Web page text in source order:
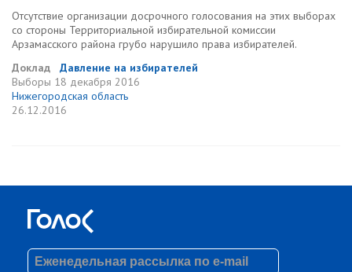
Отсутствие организации досрочного голосования на этих выборах
со стороны Территориальной избирательной комиссии
Арзамасского района грубо нарушило права избирателей.
Доклад
Давление на избирателей
Выборы 18 декабря 2016
Нижегородская область
26.12.2016